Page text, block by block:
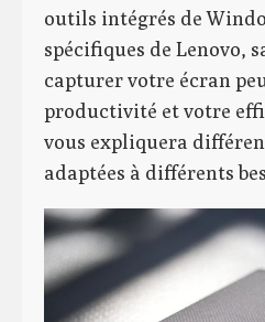
outils intégrés de
spécifiques de Lenovo,
capturer votre écran
productivité et votre
vous expliquera
adaptées à différents